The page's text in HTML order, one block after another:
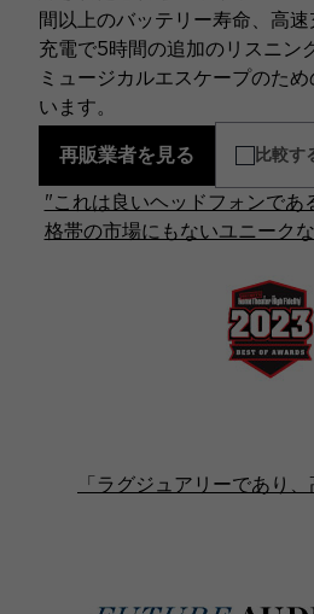
間以上のバッテリー寿命、高
充電で5時間の追加のリスニン
ミュージカルエスケープのた
います。
再販業者を見る 比較す
"これは良いヘッドフォンであ
格帯の市場にもないユニーク
「ラグジュアリーであり、